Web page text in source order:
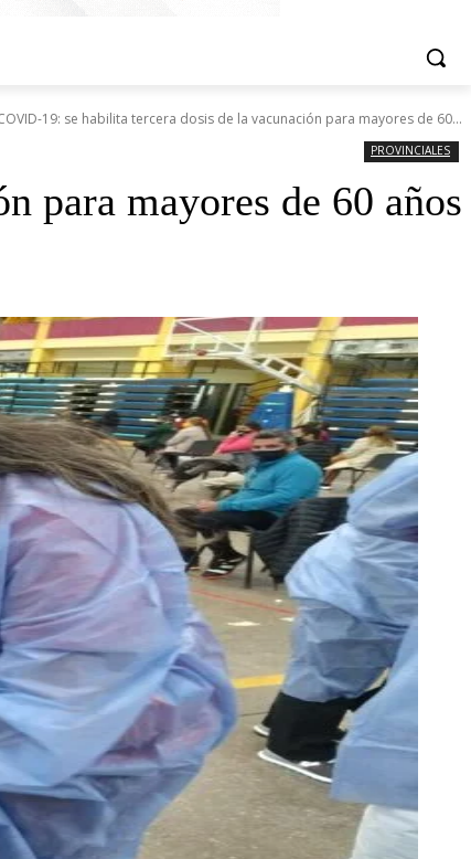
19: se habilita tercera dosis de la vacunación para mayores de 60...
PROVINCIALES
para mayores de 60 años